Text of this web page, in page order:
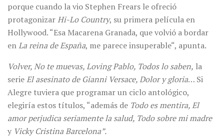
porque cuando la vio Stephen Frears le ofreció
protagonizarHi-Lo Country, su primera película en
Hollywood. “Esa Macarena Granada, que volvió a bordar
enLa reina de España, me parece insuperable“, apunta.
Volver, No te muevas, Loving Pablo, Todos lo saben, la
serieEl asesinato de Gianni Versace, Dolor y gloria… Si
Alegre tuviera que programar un ciclo antológico,
elegiría estos títulos, “además de Todo es mentira, El
amor perjudica seriamente la salud, Todo sobre mi madre
y Vicky Cristina Barcelona”.